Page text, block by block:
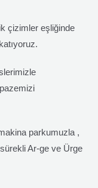
çizimler eşliğinde
parkumuzla ,
Ar-ge ve Ürge